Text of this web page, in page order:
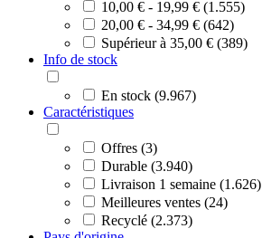
10,00 € - 19,99 € (1.555)
20,00 € - 34,99 € (642)
Supérieur à 35,00 € (389)
Info de stock
En stock (9.967)
Caractéristiques
Offres (3)
Durable (3.940)
Livraison 1 semaine (1.626)
Meilleures ventes (24)
Recyclé (2.373)